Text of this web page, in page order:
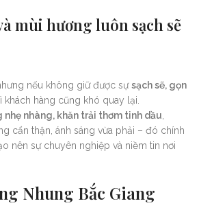
mùi hương luôn sạch sẽ
nếu không giữ được sựsạch sẽ, gọn
khách hàng cũng khó quay lại.
nhẹ nhàng, khăn trải thơm tinh dầu
cẩn thận, ánh sáng vừa phải – đó chính
nên sự chuyên nghiệp và niềm tin nơi
Nhung Bắc Giang